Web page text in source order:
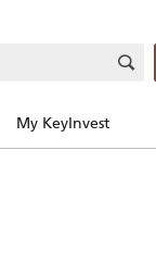
My KeyInvest